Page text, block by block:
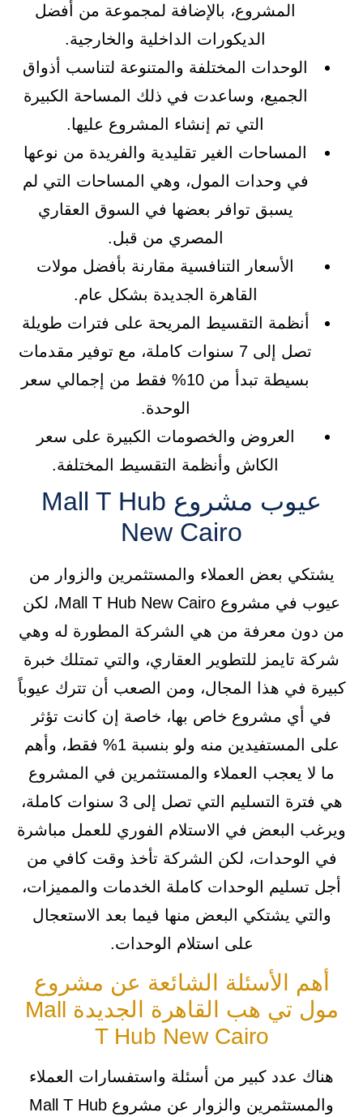
المشروع، بالإضافة لمجموعة من أفضل
الديكورات الداخلية والخارجية.
الوحدات المختلفة والمتنوعة لتناسب أذواق
الجميع، وساعدت في ذلك المساحة الكبيرة
التي تم إنشاء المشروع عليها.
المساحات الغير تقليدية والفريدة من نوعها
في وحدات المول، وهي المساحات التي لم
يسبق توافر بعضها في السوق العقاري
المصري من قبل.
الأسعار التنافسية مقارنة بأفضل مولات
القاهرة الجديدة بشكل عام.
أنظمة التقسيط المريحة على فترات طويلة
تصل إلى 7 سنوات كاملة، مع توفير مقدمات
بسيطة تبدأ من 10% فقط من إجمالي سعر
الوحدة.
العروض والخصومات الكبيرة على سعر
الكاش وأنظمة التقسيط المختلفة.
عيوب مشروع Mall T Hub
New Cairo
يشتكي بعض العملاء والمستثمرين والزوار من
عيوب في مشروع Mall T Hub New Cairo، لكن
من دون معرفة من هي الشركة المطورة له وهي
شركة تايمز للتطوير العقاري، والتي تمتلك خبرة
كبيرة في هذا المجال، ومن الصعب أن تترك عيوباً
في أي مشروع خاص بها، خاصة إن كانت تؤثر
على المستفيدين منه ولو بنسبة 1% فقط، وأهم
ما لا يعجب العملاء والمستثمرين في المشروع
هي فترة التسليم التي تصل إلى 3 سنوات كاملة،
ويرغب البعض في الاستلام الفوري للعمل مباشرة
في الوحدات، لكن الشركة تأخذ وقت كافي من
أجل تسليم الوحدات كاملة الخدمات والمميزات،
والتي يشتكي البعض منها فيما بعد الاستعجال
على استلام الوحدات.
أهم الأسئلة الشائعة عن مشروع
مول تي هب القاهرة الجديدة Mall
T Hub New Cairo
هناك عدد كبير من أسئلة واستفسارات العملاء
والمستثمرين والزوار عن مشروع Mall T Hub